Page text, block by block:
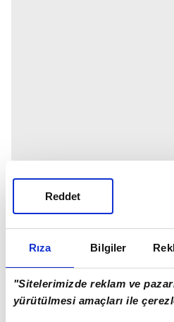
Rıza Bilgiler
"Sitelerimizde reklam ve
yürütülmesi amaçları ile
Reddet